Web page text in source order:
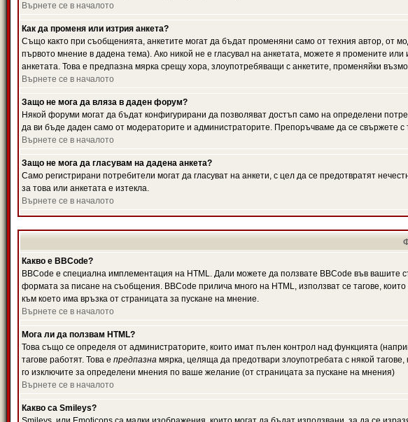
Върнете се в началото
Как да променя или изтрия анкета?
Също както при съобщенията, анкетите могат да бъдат променяни само от техния автор, от
първото мнение в дадена тема). Ако никой не е гласувал на анкетата, можете я промените
анкетата. Това е предпазна мярка срещу хора, злоупотребяващи с анкетите, променяйки
Върнете се в началото
Защо не мога да вляза в даден форум?
Някой форуми могат да бъдат конфигурирани да позволяват достъп само на определени
да ви бъде даден само от модераторите и администраторите. Препоръчваме да се свържете с
Върнете се в началото
Защо не мога да гласувам на дадена анкета?
Само регистрирани потребители могат да гласуват на анкети, с цел да се предотвратят
за това или анкетата е изтекла.
Върнете се в началото
Какво е BBCode?
BBCode е специална имплементация на HTML. Дали можете да ползвате BBCode във
формата за писане на съобщения. BBCode прилича много на HTML, използват се тагове,
към което има връзка от страницата за пускане на мнение.
Върнете се в началото
Мога ли да ползвам HTML?
Това също се определя от администраторите, които имат пълен контрол над функцията
тагове работят. Това е предпазна мярка, целяща да предотвари злоупотребата с някой
го изключите за определени мнения по ваше желание (от страницата за пускане на мнения)
Върнете се в началото
Какво са Smileys?